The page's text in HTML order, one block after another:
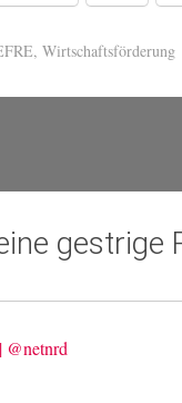
, Wirtschaftsförderung
gestrige